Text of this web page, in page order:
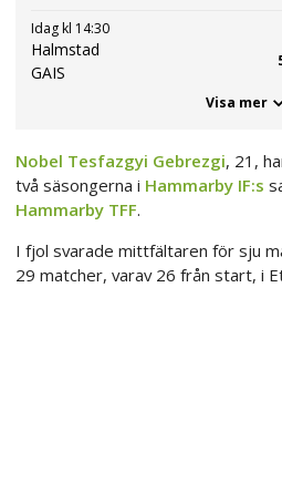
Idag kl 14:30
Halmstad
GAIS
Visa mer
Nobel Tesfazgyi Gebrezgi, 21,
två säsongerna i Hammarby IF:s
Hammarby TFF.
I fjol svarade mittfältaren för sju
29 matcher, varav 26 från start, i